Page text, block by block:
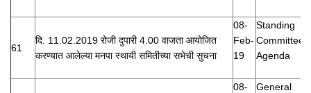
61
दि. 11.02.2019 रोजी दुपारी 4.00 वाजता आयोजित
करण्यात आलेल्या मनपा स्थायी समितीच्या सभेची सुचना
08-
Feb-
19
Standing
Committee
Agenda
08-
General